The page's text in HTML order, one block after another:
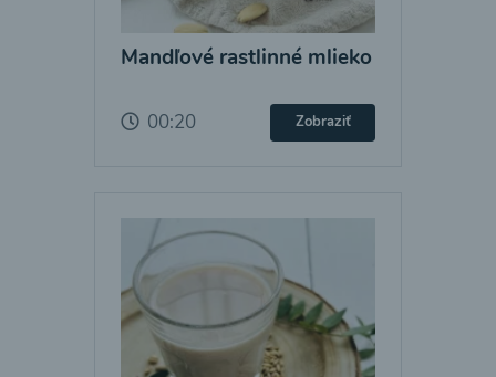
Mandľové rastlinné mlieko
00:20 Zobraziť